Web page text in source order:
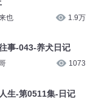
也 1.9万
事-043-养犬日记
1073
生-第0511集-日记